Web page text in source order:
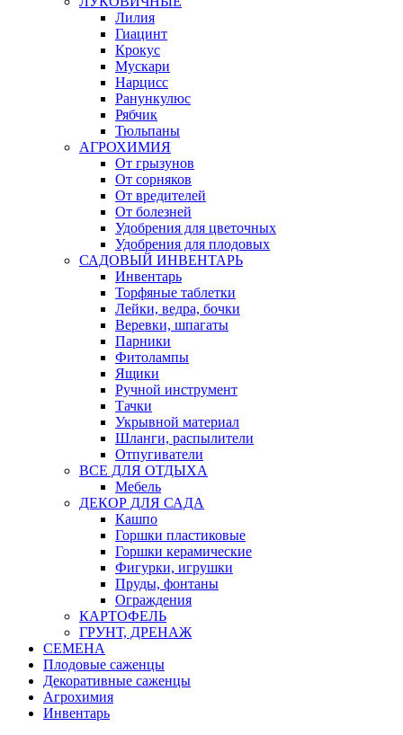
Лилия
Гиацинт
Крокус
Мускари
Нарцисс
Ранункулюс
Рябчик
Тюльпаны
АГРОХИМИЯ
От грызунов
От сорняков
От вредителей
От болезней
Удобрения для цветочных
Удобрения для плодовых
САДОВЫЙ ИНВЕНТАРЬ
Инвентарь
Торфяные таблетки
Лейки, ведра, бочки
Веревки, шпагаты
Парники
Фитолампы
Ящики
Ручной инструмент
Тачки
Укрывной материал
Шланги, распылители
Отпугиватели
ВСЕ ДЛЯ ОТДЫХА
Мебель
ДЕКОР ДЛЯ САДА
Кашпо
Горшки пластиковые
Горшки керамические
Фигурки, игрушки
Пруды, фонтаны
Ограждения
КАРТОФЕЛЬ
ГРУНТ, ДРЕНАЖ
СЕМЕНА
Плодовые саженцы
Декоративные саженцы
Агрохимия
Инвентарь